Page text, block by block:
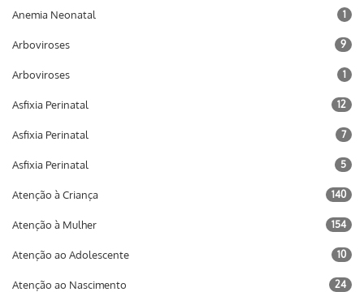
Anemia Neonatal 1
Arboviroses 9
Arboviroses 1
Asfixia Perinatal 12
Asfixia Perinatal 7
Asfixia Perinatal 5
Atenção à Criança 140
Atenção à Mulher 154
Atenção ao Adolescente 10
Atenção ao Nascimento 24